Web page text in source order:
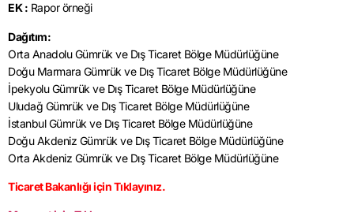
EK : Rapor örneği
Dağıtım:
Orta Anadolu Gümrük ve Dış Ticaret Bölge Müdürlüğüne
Doğu Marmara Gümrük ve Dış Ticaret Bölge Müdürlüğüne
İpekyolu Gümrük ve Dış Ticaret Bölge Müdürlüğüne
Uludağ Gümrük ve Dış Ticaret Bölge Müdürlüğüne
İstanbul Gümrük ve Dış Ticaret Bölge Müdürlüğüne
Doğu Akdeniz Gümrük ve Dış Ticaret Bölge Müdürlüğüne
Orta Akdeniz Gümrük ve Dış Ticaret Bölge Müdürlüğüne
Ticaret Bakanlığı için Tıklayınız.